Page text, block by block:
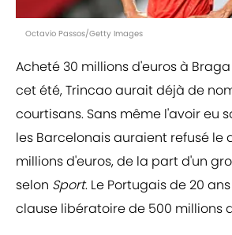
Octavio Passos/Getty Images
Acheté 30 millions d'euros à
cet été, Trincao aurait déjà de
courtisans. Sans même l'avoir eu
les Barcelonais auraient refusé le
millions d'euros, de la part d'un
selon Sport. Le Portugais de 20
clause libératoire de 500 millions